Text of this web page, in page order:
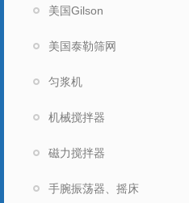
美国Gilson
美国泰勒筛网
匀浆机
机械搅拌器
磁力搅拌器
手腕振荡器、摇床